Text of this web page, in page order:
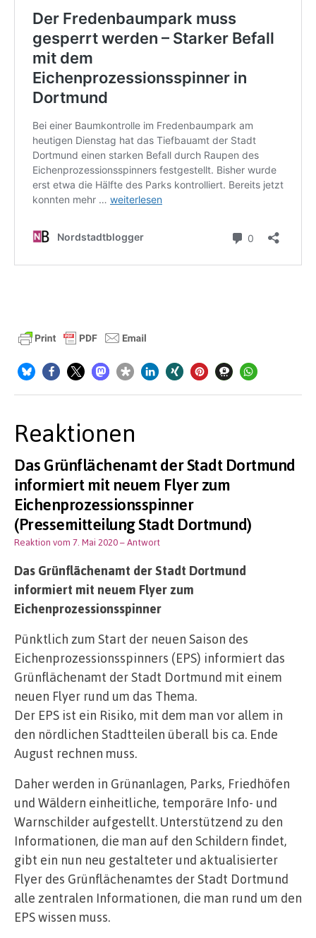
Reaktionen
Das Grünflächenamt der Stadt Dortmund
informiert mit neuem Flyer zum
Eichenprozessionsspinner
(Pressemitteilung Stadt Dortmund)
Reaktion vom 7. Mai 2020– Antwort
Das Grünflächenamt der Stadt Dortmund
informiert mit neuem Flyer zum
Eichenprozessionsspinner
Pünktlich zum Start der neuen Saison des
Eichenprozessionsspinners (EPS) informiert das
Grünflächenamt der Stadt Dortmund mit einem
neuen Flyer rund um das Thema.
Der EPS ist ein Risiko, mit dem man vor allem in
den nördlichen Stadtteilen überall bis ca. Ende
August rechnen muss.
Daher werden in Grünanlagen, Parks, Friedhöfen
und Wäldern einheitliche, temporäre Info- und
Warnschilder aufgestellt. Unterstützend zu den
Informationen, die man auf den Schildern findet,
gibt ein nun neu gestalteter und aktualisierter
Flyer des Grünflächenamtes der Stadt Dortmund
alle zentralen Informationen, die man rund um den
EPS wissen muss.